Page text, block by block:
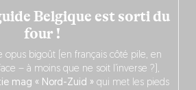
Belgique est sorti du
four !
opus bigoût (en français côté pile, en
– à moins que ne soit l’inverse ?),
mag « Nord-Zuid » qui met les pieds